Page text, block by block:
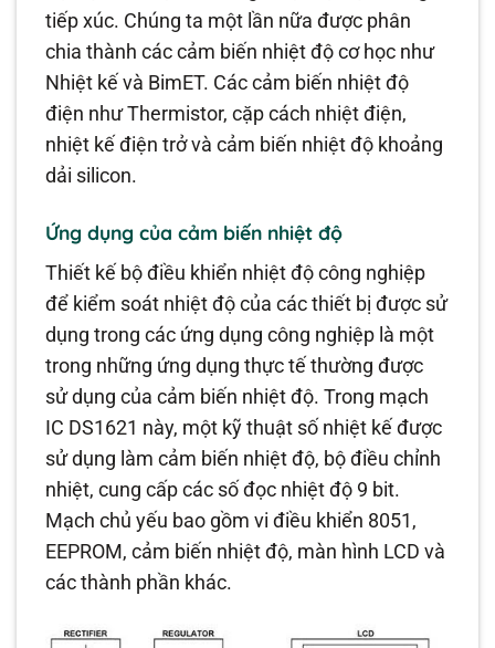
tiếp xúc. Chúng ta một lần nữa được phân
chia thành các cảm biến nhiệt độ cơ học như
Nhiệt kế và BimET. Các cảm biến nhiệt độ
điện như Thermistor, cặp cách nhiệt điện,
nhiệt kế điện trở và cảm biến nhiệt độ khoảng
dải silicon.
Ứng dụng của cảm biến nhiệt độ
Thiết kế bộ điều khiển nhiệt độ công nghiệp
để kiểm soát nhiệt độ của các thiết bị được sử
dụng trong các ứng dụng công nghiệp là một
trong những ứng dụng thực tế thường được
sử dụng của cảm biến nhiệt độ. Trong mạch
IC DS1621 này, một kỹ thuật số nhiệt kế được
sử dụng làm cảm biến nhiệt độ, bộ điều chỉnh
nhiệt, cung cấp các số đọc nhiệt độ 9 bit.
Mạch chủ yếu bao gồm vi điều khiển 8051,
EEPROM, cảm biến nhiệt độ, màn hình LCD và
các thành phần khác.